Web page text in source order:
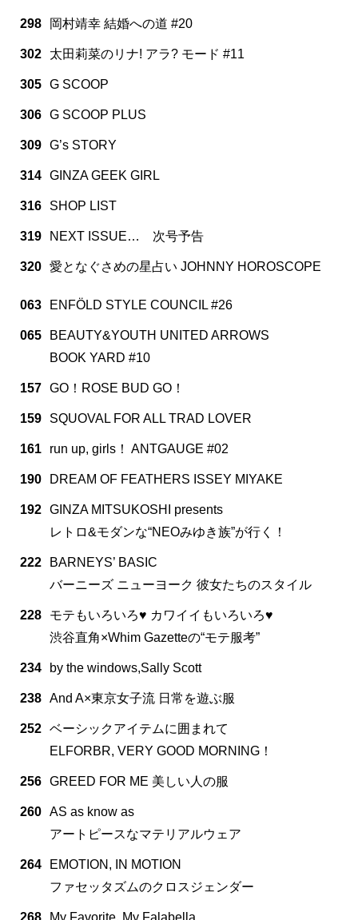
298 岡村靖幸 結婚への道 #20
302 太田莉菜のリナ! アラ? モード #11
305 G SCOOP
306 G SCOOP PLUS
309 G’s STORY
314 GINZA GEEK GIRL
316 SHOP LIST
319 NEXT ISSUE… 次号予告
320 愛となぐさめの星占い JOHNNY HOROSCOPE
063 ENFÖLD STYLE COUNCIL #26
065
BEAUTY&YOUTH UNITED ARROWS
BOOK YARD #10
157 GO！ROSE BUD GO！
159 SQUOVAL FOR ALL TRAD LOVER
161 run up, girls！ ANTGAUGE #02
190 DREAM OF FEATHERS ISSEY MIYAKE
192 GINZA MITSUKOSHI presents
レトロ&モダンな“NEOみゆき族”が行く！
222
BARNEYS’ BASIC
バーニーズ ニューヨーク 彼女たちのスタイル
228
モテもいろいろ♥ カワイイもいろいろ♥
渋谷直角×Whim Gazetteの“モテ服考”
234 by the windows,Sally Scott
238 And A×東京女子流 日常を遊ぶ服
252 ベーシックアイテムに囲まれて
ELFORBR, VERY GOOD MORNING！
256 GREED FOR ME 美しい人の服
260 AS as know as
アートピースなマテリアルウェア
264
EMOTION, IN MOTION
ファセッタズムのクロスジェンダー
268
My Favorite, My Falabella